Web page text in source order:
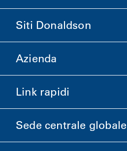
Siti Donaldson
Donaldson Life Sciences
Acquista Donaldson
Azienda
Informazioni aziendali
Etica e Conformità
Carriere
Link rapidi
Investitori
Fornitori
Sede centrale globale